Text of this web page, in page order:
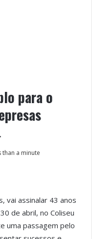
para o
than a minute
vai assinalar 43 anos
de abril, no Coliseu
uma passagem pelo